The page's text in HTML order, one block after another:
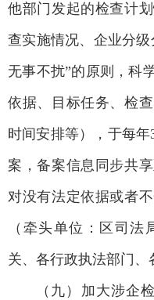
他部门发起的检查计
查实施情况、企业分级
无事不扰”的原则，科
依据、目标任务、检
时间安排等），于每
案，备案信息同步共
对没有法定依据或者
（牵头单位：区司
关、各行政执法部门、
（九）加大涉企